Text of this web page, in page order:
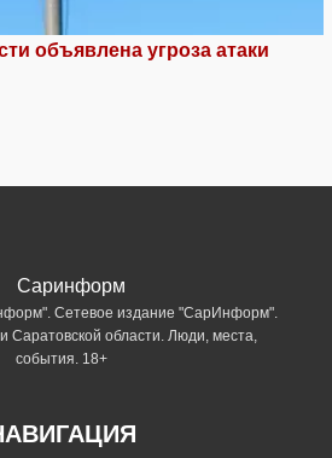
объявлена угроза атаки
Сетевое издание "СарИнформ".
Саратовской области. Люди, места,
события. 18+